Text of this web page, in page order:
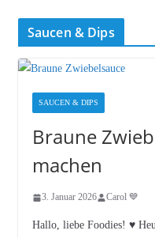
Saucen & Dips
SAUCEN & DIPS
Braune
machen
3. Januar 2026 Carol 💙
Hallo, liebe Foodies! ♥︎